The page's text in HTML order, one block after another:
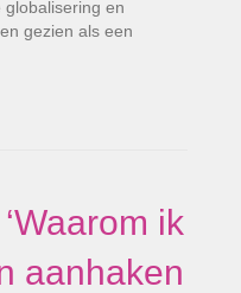
en
gezien als een
ik
aanhaken